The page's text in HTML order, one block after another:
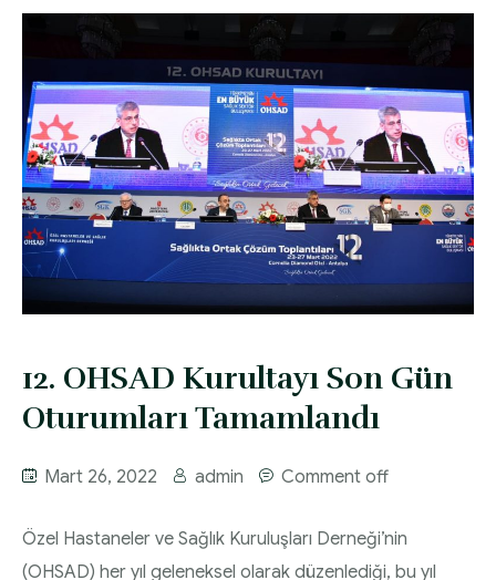
12. OHSAD Kurultayı Son Gün
Oturumları Tamamlandı
Mart 26, 2022 admin Comment off
Özel Hastaneler ve Sağlık Kuruluşları Derneği’nin
(OHSAD) her yıl geleneksel olarak düzenlediği, bu yıl